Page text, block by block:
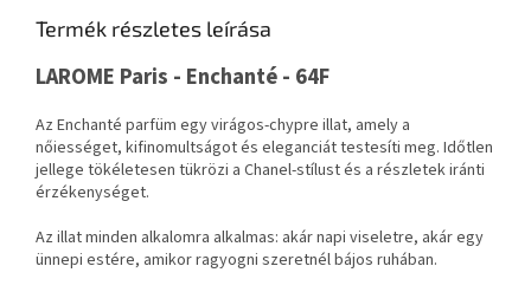
Termék részletes leírása
LAROME Paris - Enchanté - 64F
Az Enchanté parfüm egy virágos-chypre illat, amely a
nőiességet, kifinomultságot és eleganciát testesíti meg. Időtlen
jellege tökéletesen tükrözi a Chanel-stílust és a részletek iránti
érzékenységet.
Az illat minden alkalomra alkalmas: akár napi viseletre, akár egy
ünnepi estére, amikor ragyogni szeretnél bájos ruhában.